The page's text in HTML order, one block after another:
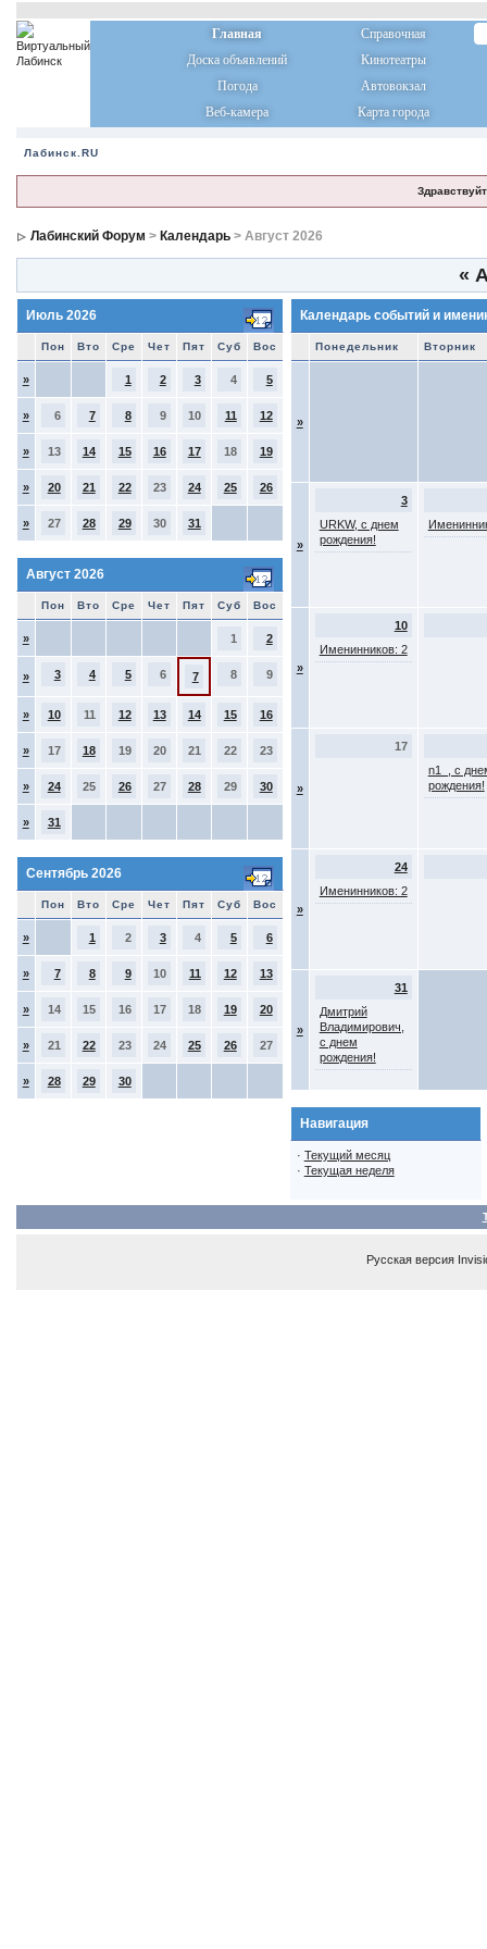
Главная
Справочная
Доска объявлений
Кинотеатры
Погода
Автовокзал
Веб-камера
Карта города
Лабинск.RU
Лабинский Форум > Календарь> Август 2026
«
Июль 2026
Пон Вто Сре Чет Пят Суб Вос
» 1 2 3 4 5
» 6 7 8 9 10 11 12
» 13 14 15 16 17 18 19
» 20 21 22 23 24 25 26
» 27 28 29 30 31
Август 2026
Пон Вто Сре Чет Пят Суб Вос
» 1 2
» 3 4 5 6 7 8 9
» 10 11 12 13 14 15 16
» 17 18 19 20 21 22 23
» 24 25 26 27 28 29 30
» 31
Сентябрь 2026
Пон Вто Сре Чет Пят Суб Вос
» 1 2 3 4 5 6
» 7 8 9 10 11 12 13
» 14 15 16 17 18 19 20
» 21 22 23 24 25 26 27
» 28 29 30
Календарь событий и
Понедельник Вторник
»
»
3
URKW, с днем
рождения!
»
10
Именинников: 2
»
17
n1_, с
рождения!
»
24
Именинников: 2
»
31
Дмитрий
Владимирович,
с днем
рождения!
Навигация
· Текущий месяц
· Текущая неделя
Русская версия